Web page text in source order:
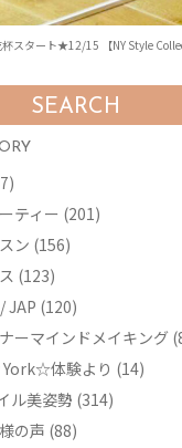
スタート★12/15 【NY Style
SEARCH
ティー (201)
ン (156)
(123)
JAP (120)
ーマインドメイキング
York☆体験より (14)
ル美姿勢 (314)
の声 (88)